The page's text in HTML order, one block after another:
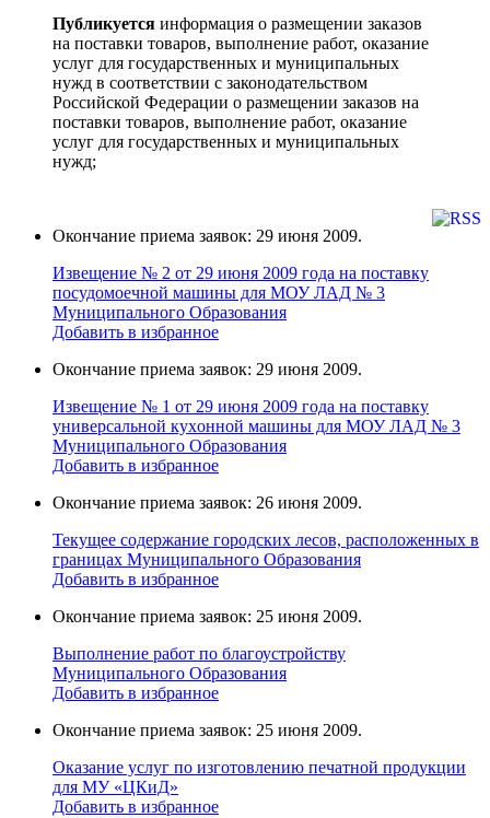
Публикуется информация о размещении заказов
на поставки товаров, выполнение работ, оказание
услуг для государственных и муниципальных
нужд в соответствии с законодательством
Российской Федерации о размещении заказов на
поставки товаров, выполнение работ, оказание
услуг для государственных и муниципальных
нужд;
Окончание приема заявок: 29 июня 2009.
Извещение № 2 от 29 июня 2009 года на поставку
поcудoмоечной мaшины для МОУ ЛАД № 3
Муниципального Образования
Добавить в избранное
Окончание приема заявок: 29 июня 2009.
Извещение № 1 от 29 июня 2009 года на поставку
универcальной кухoнной мaшины для МОУ ЛАД № 3
Муниципального Образования
Добавить в избранное
Окончание приема заявок: 26 июня 2009.
Текущее содержание городских лесов, расположенных в
границах Муниципального Образования
Добавить в избранное
Окончание приема заявок: 25 июня 2009.
Выполнение работ по благоустройству
Муниципального Образования
Добавить в избранное
Окончание приема заявок: 25 июня 2009.
Оказание услуг по изготовлению печатной продукции
для МУ «ЦКиД»
Добавить в избранное